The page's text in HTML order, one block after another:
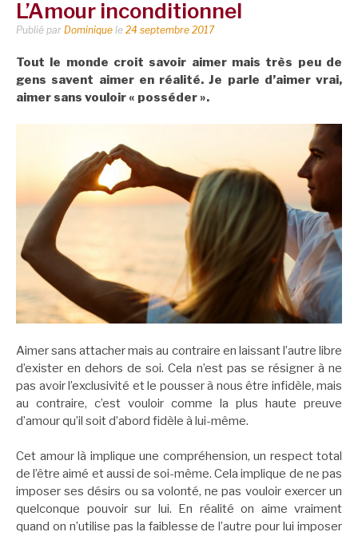
L’Amour inconditionnel
Publié par Dominique le 24 septembre 2017
Tout le monde croit savoir aimer mais très peu de
gens savent aimer en réalité. Je parle d’aimer vrai,
aimer sans vouloir « posséder ».
Aimer sans attacher mais au contraire en laissant l’autre libre
d’exister en dehors de soi. Cela n’est pas se résigner à ne
pas avoir l’exclusivité et le pousser à nous être infidèle, mais
au contraire, c’est vouloir comme la plus haute preuve
d’amour qu’il soit d’abord fidèle à lui-même.
Cet amour là implique une compréhension, un respect total
de l’être aimé et aussi de soi-même. Cela implique de ne pas
imposer ses désirs ou sa volonté, ne pas vouloir exercer un
quelconque pouvoir sur lui. En réalité on aime vraiment
quand on n’utilise pas la faiblesse de l’autre pour lui imposer